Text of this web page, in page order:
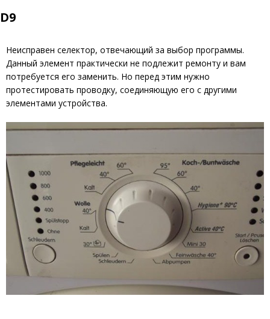
D9
Неисправен селектор, отвечающий за выбор программы.
Данный элемент практически не подлежит ремонту и вам
потребуется его заменить. Но перед этим нужно
протестировать проводку, соединяющую его с другими
элементами устройства.